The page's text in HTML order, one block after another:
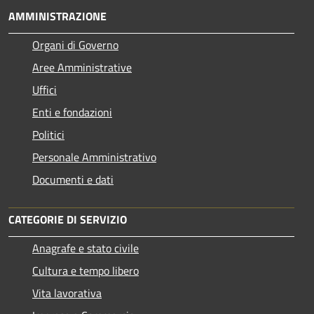
AMMINISTRAZIONE
Organi di Governo
Aree Amministrative
Uffici
Enti e fondazioni
Politici
Personale Amministrativo
Documenti e dati
CATEGORIE DI SERVIZIO
Anagrafe e stato civile
Cultura e tempo libero
Vita lavorativa